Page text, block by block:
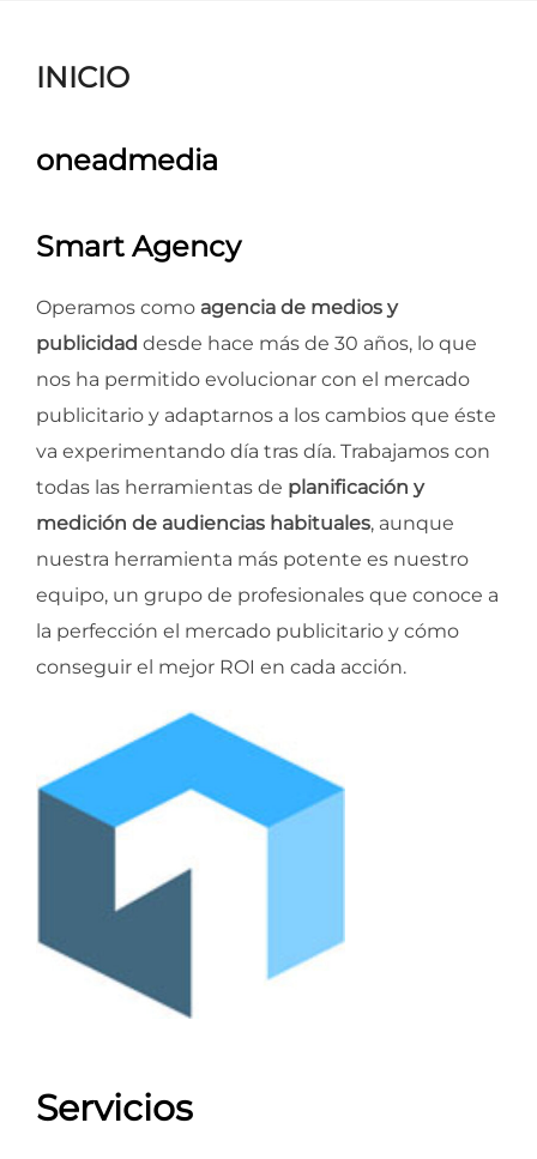
INICIO
oneadmedia
Smart Agency
Operamos como agencia de medios y
publicidad desde hace más de 30 años, lo que
nos ha permitido evolucionar con el mercado
publicitario y adaptarnos a los cambios que éste
va experimentando día tras día. Trabajamos con
todas las herramientas de planificación y
medición de audiencias habituales, aunque
nuestra herramienta más potente es nuestro
equipo, un grupo de profesionales que conoce a
la perfección el mercado publicitario y cómo
conseguir el mejor ROI en cada acción.
Servicios